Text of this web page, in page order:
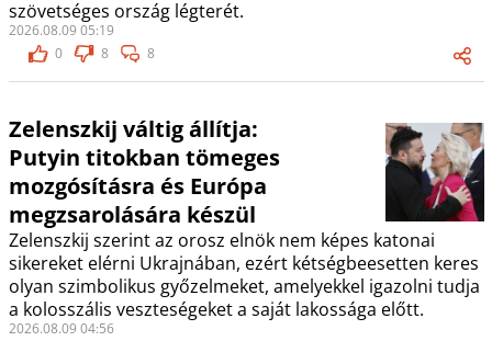
szövetséges ország légterét.
2026.08.09 05:19
0
8 8
Zelenszkij váltig állítja:
Putyin titokban tömeges
mozgósításra és Európa
megzsarolására készül
Zelenszkij szerint az orosz elnök nem képes katonai
sikereket elérni Ukrajnában, ezért kétségbeesetten keres
olyan szimbolikus győzelmeket, amelyekkel igazolni tudja
a kolosszális veszteségeket a saját lakossága előtt.
2026.08.09 04:56